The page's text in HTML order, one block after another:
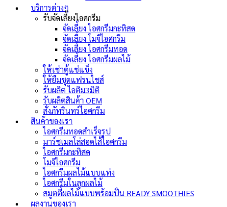
บริการต่างๆ
รับจัดเลี้ยงไอศกรีม
จัดเลี้ยง ไอศกรีมกะทิสด
จัดเลี้ยง โมจิไอศกรีม
จัดเลี้ยง ไอศกรีมทอด
จัดเลี้ยง ไอศกรีมผลไม้
ให้เช่าตู้แช่แข็ง
ให้ยืมชุดแฟรนไชส์
รับผลิต ไอติม3มิติ
รับผลิตสินค้า OEM
สั่งภัทรินทร์ไอศกรีม
สินค้าของเรา
ไอศกรีมทอดสำเร็จรูป
มาร์ชเมลโล่สอดไส้ไอศกรีม
ไอศกรีมกะทิสด
โมจิไอศกรีม
ไอศกรีมผลไม้แบบแท่ง
ไอศกรีมในลูกผลไม้
สมูตตี้ผลไม้แบบพร้อมปั่น READY SMOOTHIES
ผลงานของเรา